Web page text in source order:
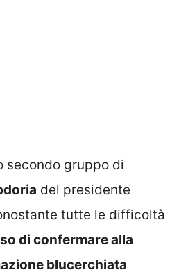
secondo gruppo di
del presidente
tutte le difficoltà
di confermare alla
blucerchiata